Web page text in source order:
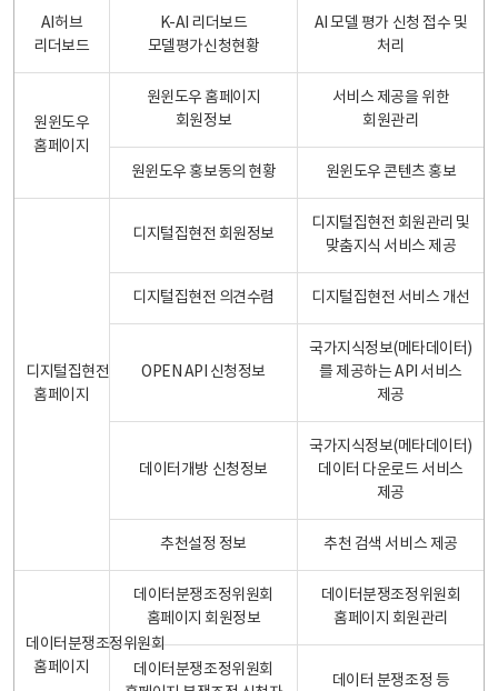
AI허브
리더보드
K-AI 리더보드
모델평가신청현황
AI 모델 평가 신청 접수 및
처리
원윈도우
홈페이지
원윈도우 홈페이지
회원정보
서비스 제공을 위한
회원관리
원윈도우 홍보동의 현황 원윈도우 콘텐츠 홍보
디지털집현전
홈페이지
디지털집현전 회원정보
디지털집현전 회원관리 및
맞춤지식 서비스 제공
디지털집현전 의견수렴 디지털집현전 서비스 개선
OPEN API 신청정보
국가지식정보(메타데이터)
를 제공하는 API 서비스
제공
데이터개방 신청정보
국가지식정보(메타데이터)
데이터 다운로드 서비스
제공
추천설정 정보 추천 검색 서비스 제공
데이터분쟁조정위원회
홈페이지
데이터분쟁조정위원회
홈페이지 회원정보
데이터분쟁조정위원회
홈페이지 회원관리
데이터분쟁조정위원회
데이터 분쟁조정 등